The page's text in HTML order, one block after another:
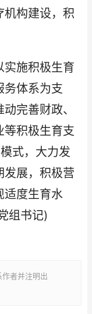
机构建设，积
施积极生育
务体系为支
完善财政、
等积极生育支
式，大力发
发展，积极营
适度生育水
组书记)
者并注明出